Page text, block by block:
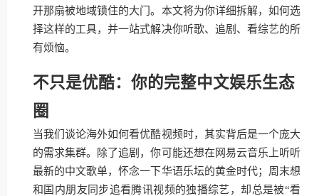
开那扇被地域锁住的大门。本文将为你详细拆解，如何选
择这样的工具，并一站式解决你听歌、追剧、看综艺的所
有烦恼。
不只是优酷：你的完整中文娱乐生态
圈
当我们谈论海外如何看优酷视频时，其实背后是一个庞大
的需求集群。除了追剧，你可能还想在网易云音乐上听听
最新的中文歌单，怀念一下华语乐坛的黄金时代；周末想
和国内朋友同步追看腾讯视频的独播综艺，却总是被“看